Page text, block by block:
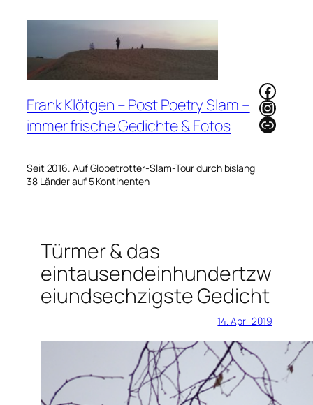
Frank Klötgen – Post Poetry Slam –
immer frische Gedichte & Fotos
Seit 2016. Auf Globetrotter-Slam-Tour durch bislang
38 Länder auf 5 Kontinenten
Link
Türmer & das
eintausendeinhundertzw
eiundsechzigste Gedicht
14. April 2019